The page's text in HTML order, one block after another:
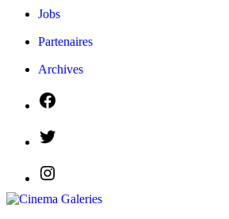
Jobs
Partenaires
Archives